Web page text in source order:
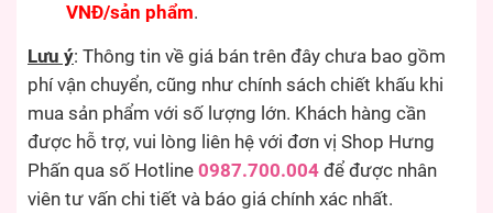
VNĐ/sản phẩm.
Lưu ý: Thông tin về giá bán trên đây chưa bao gồm
phí vận chuyển, cũng như chính sách chiết khấu khi
mua sản phẩm với số lượng lớn. Khách hàng cần
được hỗ trợ, vui lòng liên hệ với đơn vị Shop Hưng
Phấn qua số Hotline 0987.700.004 để được nhân
viên tư vấn chi tiết và báo giá chính xác nhất.